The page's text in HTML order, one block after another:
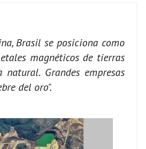
Brasil se posiciona como
magnéticos de tierras
Grandes empresas
del oro".